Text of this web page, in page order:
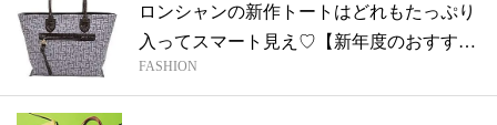
ロンシャンの新作トートはどれもたっぷり
入ってスマート見え♡【新年度のおすすめ
バッ...
FASHION